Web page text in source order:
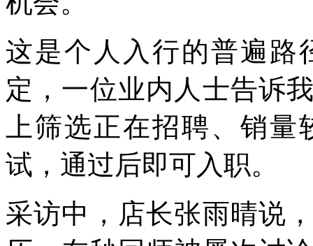
这是个人入行的普遍路
定，一位业内人士告诉
上筛选正在招聘、销
试，通过后即可入职。
采访中，店长张雨晴说